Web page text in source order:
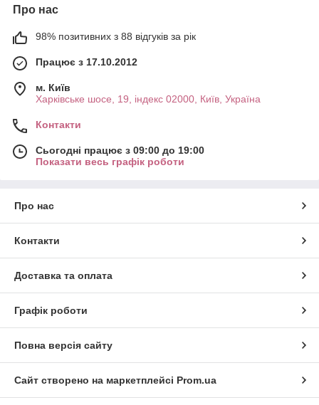
Про нас
98% позитивних з 88 відгуків за рік
Працює з 17.10.2012
м. Київ
Харківське шосе, 19, індекс 02000, Київ, Україна
Контакти
Сьогодні працює з 09:00 до 19:00
Показати весь графік роботи
Про нас
Контакти
Доставка та оплата
Графік роботи
Повна версія сайту
Сайт створено на маркетплейсі Prom.ua